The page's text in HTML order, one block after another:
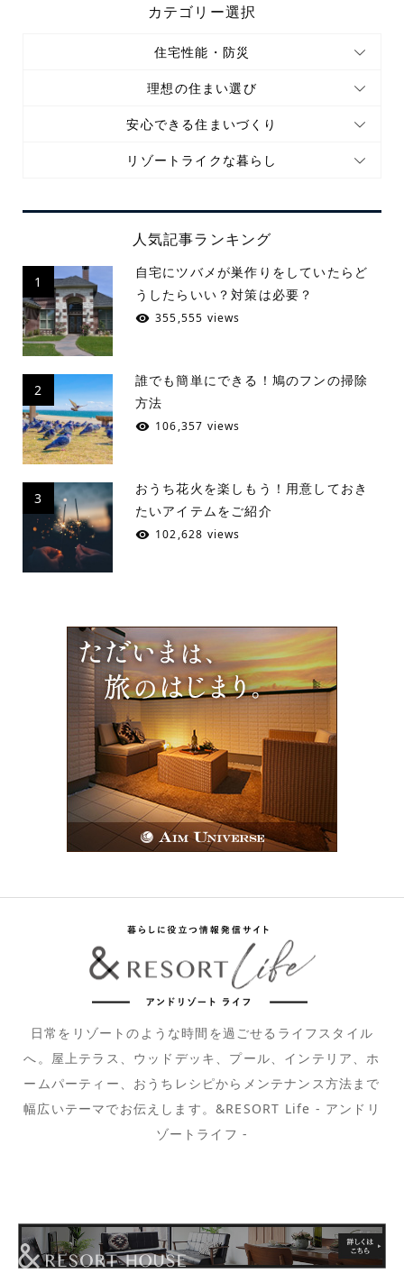
カテゴリー選択
住宅性能・防災
理想の住まい選び
安心できる住まいづくり
リゾートライクな暮らし
人気記事ランキング
1
自宅にツバメが巣作りをしていたらど
うしたらいい？対策は必要？
355,555 views
2
誰でも簡単にできる！鳩のフンの掃除
方法
106,357 views
3
おうち花火を楽しもう！用意しておき
たいアイテムをご紹介
102,628 views
日常をリゾートのような時間を過ごせるライフスタイル
へ。屋上テラス、ウッドデッキ、プール、インテリア、ホ
ームパーティー、おうちレシピからメンテナンス方法まで
幅広いテーマでお伝えします。&RESORT Life - アンドリ
ゾートライフ -